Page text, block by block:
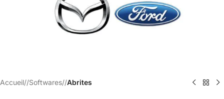
Accueil/ Softwares/ Abrites